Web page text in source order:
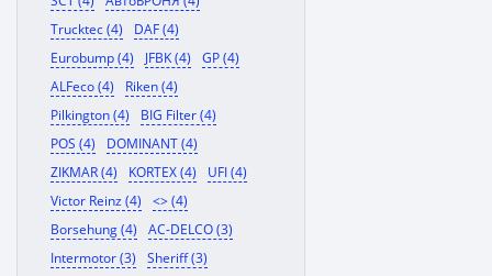
Trucktec (4)
DAF (4)
Eurobump (4)
JFBK (4)
GP (4)
ALFeco (4)
Riken (4)
Pilkington (4)
BIG Filter (4)
POS (4)
DOMINANT (4)
ZIKMAR (4)
KORTEX (4)
UFI (4)
Victor Reinz (4)
<> (4)
Borsehung (4)
AC-DELCO (3)
Intermotor (3)
Sheriff (3)